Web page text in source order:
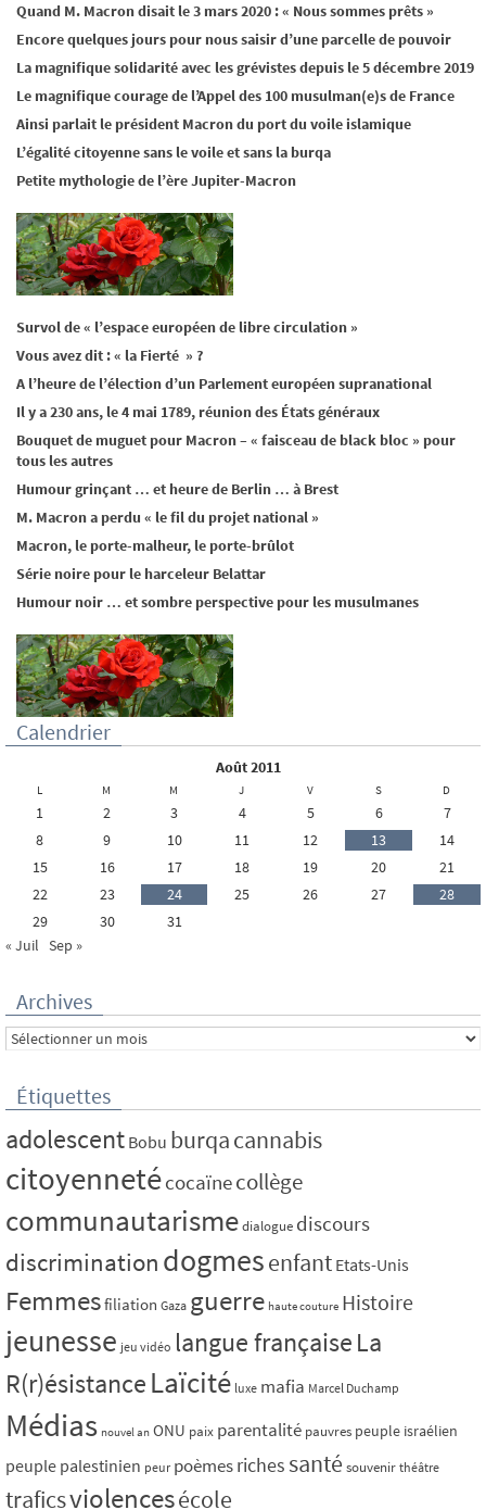
Quand M. Macron disait le 3 mars 2020 : « Nous sommes prêts »
Encore quelques jours pour nous saisir d’une parcelle de pouvoir
La magnifique solidarité avec les grévistes depuis le 5 décembre 2019
Le magnifique courage de l’Appel des 100 musulman(e)s de France
Ainsi parlait le président Macron du port du voile islamique
L’égalité citoyenne sans le voile et sans la burqa
Petite mythologie de l’ère Jupiter-Macron
Survol de « l’espace européen de libre circulation »
Vous avez dit : « la Fierté » ?
A l’heure de l’élection d’un Parlement européen supranational
Il y a 230 ans, le 4 mai 1789, réunion des États généraux
Bouquet de muguet pour Macron – « faisceau de black bloc » pour
tous les autres
Humour grinçant … et heure de Berlin … à Brest
M. Macron a perdu « le fil du projet national »
Macron, le porte-malheur, le porte-brûlot
Série noire pour le harceleur Belattar
Humour noir … et sombre perspective pour les musulmanes
Calendrier
août 2011
L M M J V S D
1 2 3 4 5 6
7
8
9 10 11 12 13
14
15
16 17 18 19 20
21
22
23 24 25 26 27
28
29
30
31
« Juil Sep »
Archives
Archives
Étiquettes
adolescent Bobu burqacannabis
citoyennetécocaïnecollège
communautarismedialogue discours
discrimination dogmesenfant Etats-Unis
Femmesfiliation Gaza guerre haute couture Histoire
jeunesse jeu vidéo langue française La
R(r)ésistanceLaïcité luxe mafia Marcel Duchamp
Médias nouvel an ONU paix parentalité pauvres peuple israélien
peuple palestinien peur poèmesriches santé souvenir théâtre
traficsviolencesécole